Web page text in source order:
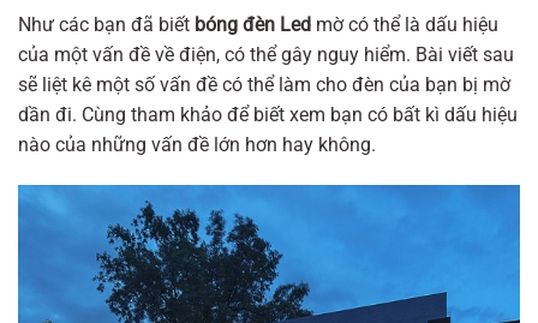
Như các bạn đã biết bóng đèn Led mờ có thể là dấu hiệu
của một vấn đề về điện, có thể gây nguy hiểm. Bài viết sau
sẽ liệt kê một số vấn đề có thể làm cho đèn của bạn bị mờ
dần đi. Cùng tham khảo để biết xem bạn có bất kì dấu hiệu
nào của những vấn đề lớn hơn hay không.